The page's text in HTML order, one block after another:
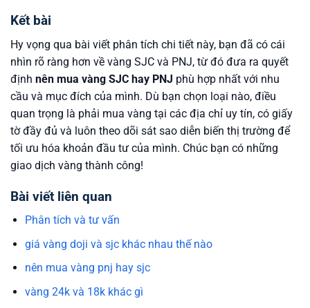
Kết bài
Hy vọng qua bài viết phân tích chi tiết này, bạn đã có cái
nhìn rõ ràng hơn về vàng SJC và PNJ, từ đó đưa ra quyết
định nên mua vàng SJC hay PNJ phù hợp nhất với nhu
cầu và mục đích của mình. Dù bạn chọn loại nào, điều
quan trọng là phải mua vàng tại các địa chỉ uy tín, có giấy
tờ đầy đủ và luôn theo dõi sát sao diễn biến thị trường để
tối ưu hóa khoản đầu tư của mình. Chúc bạn có những
giao dịch vàng thành công!
Bài viết liên quan
Phân tích và tư vấn
giá vàng doji và sjc khác nhau thế nào
nên mua vàng pnj hay sjc
vàng 24k và 18k khác gì